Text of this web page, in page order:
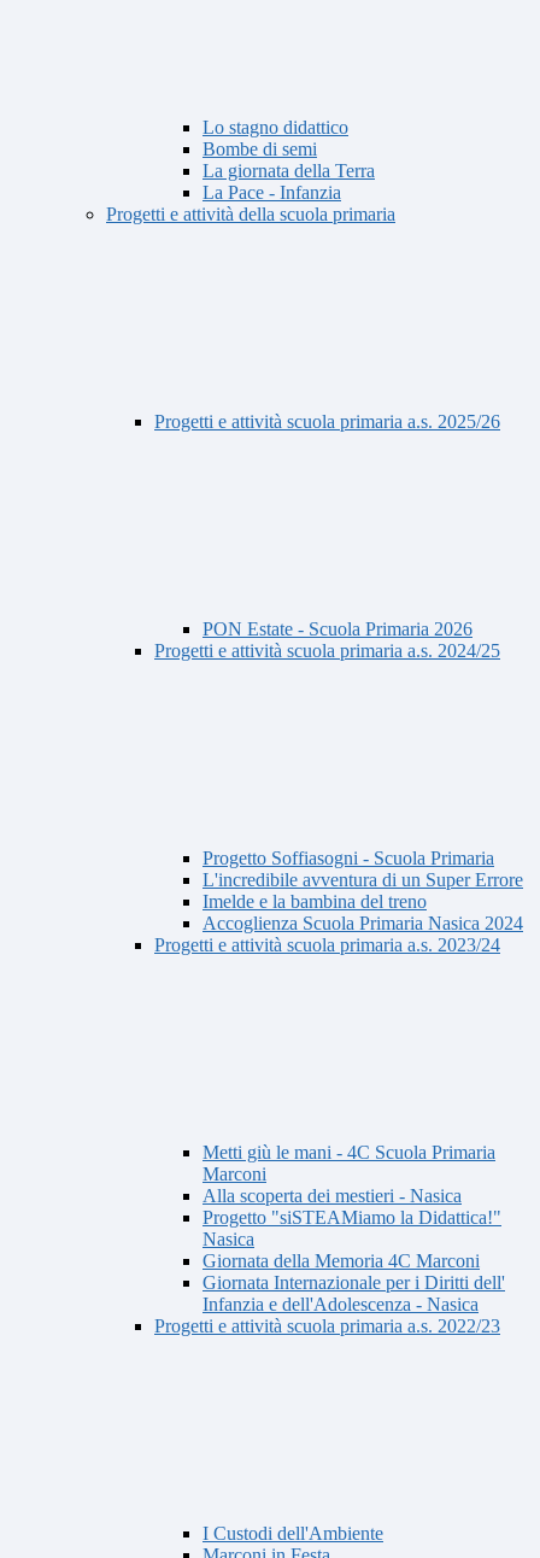
Lo stagno didattico
Bombe di semi
La giornata della Terra
La Pace - Infanzia
Progetti e attività della scuola primaria
Progetti e attività scuola primaria a.s. 2025/26
PON Estate - Scuola Primaria 2026
Progetti e attività scuola primaria a.s. 2024/25
Progetto Soffiasogni - Scuola Primaria
L'incredibile avventura di un Super Errore
Imelde e la bambina del treno
Accoglienza Scuola Primaria Nasica 2024
Progetti e attività scuola primaria a.s. 2023/24
Metti giù le mani - 4C Scuola Primaria
Marconi
Alla scoperta dei mestieri - Nasica
Progetto "siSTEAMiamo la Didattica!"
Nasica
Giornata della Memoria 4C Marconi
Giornata Internazionale per i Diritti dell'
Infanzia e dell'Adolescenza - Nasica
Progetti e attività scuola primaria a.s. 2022/23
I Custodi dell'Ambiente